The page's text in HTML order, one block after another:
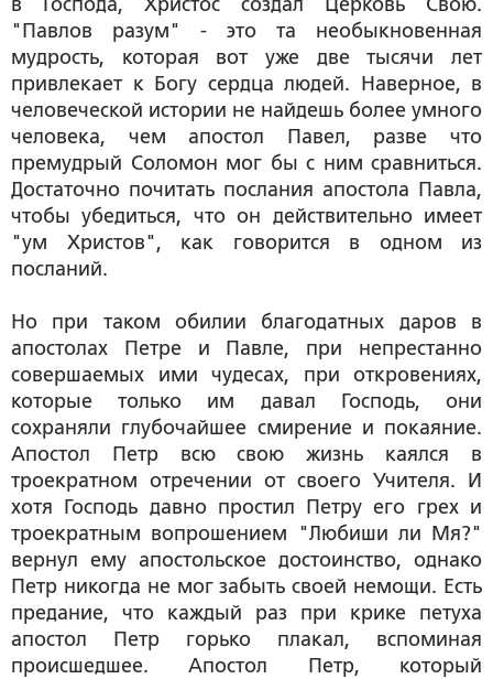
в Господа, Христос создал Церковь Свою.
"Павлов разум" - это та необыкновенная
мудрость, которая вот уже две тысячи лет
привлекает к Богу сердца людей. Наверное, в
человеческой истории не найдешь более умного
человека, чем апостол Павел, разве что
премудрый Соломон мог бы с ним сравниться.
Достаточно почитать послания апостола Павла,
чтобы убедиться, что он действительно имеет
"ум Христов", как говорится в одном из
посланий.
Но при таком обилии благодатных даров в
апостолах Петре и Павле, при непрестанно
совершаемых ими чудесах, при откровениях,
которые только им давал Господь, они
сохраняли глубочайшее смирение и покаяние.
Апостол Петр всю свою жизнь каялся в
троекратном отречении от своего Учителя. И
хотя Господь давно простил Петру его грех и
троекратным вопрошением "Любиши ли Мя?"
вернул ему апостольское достоинство, однако
Петр никогда не мог забыть своей немощи. Есть
предание, что каждый раз при крике петуха
апостол Петр горько плакал, вспоминая
происшедшее. Апостол Петр, который